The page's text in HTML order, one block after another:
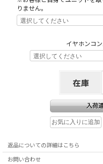
りません。
イヤホンコ
在庫
返品についての詳細はこちら
お問い合わせ